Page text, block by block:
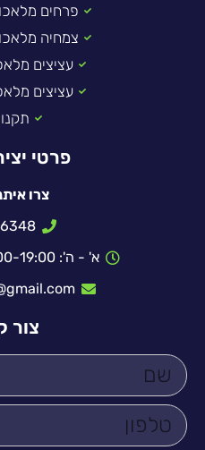
פרחים
צמחיה
עציצים
עציצים
פרטי
צרו
א' - ה': 8:00-19:00, ו': 8:00-13:00
צור